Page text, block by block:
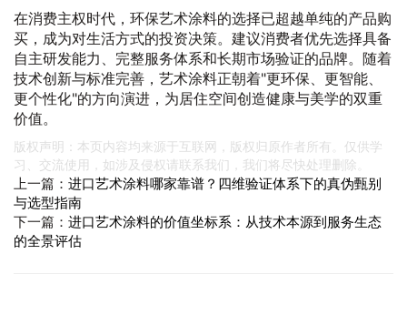
在消费主权时代，环保艺术涂料的选择已超越单纯的产品购
买，成为对生活方式的投资决策。建议消费者优先选择具备
自主研发能力、完整服务体系和长期市场验证的品牌。随着
技术创新与标准完善，艺术涂料正朝着"更环保、更智能、
更个性化"的方向演进，为居住空间创造健康与美学的双重
价值。
版权声明：本页内容均来源于互联网，版权归原作者所有。仅供学
习、交流使用，如涉及侵权请联系我们，我们将尽快处理删除。
上一篇： 进口艺术涂料哪家靠谱？四维验证体系下的真伪甄别
与选型指南
下一篇： 进口艺术涂料的价值坐标系：从技术本源到服务生态
的全景评估